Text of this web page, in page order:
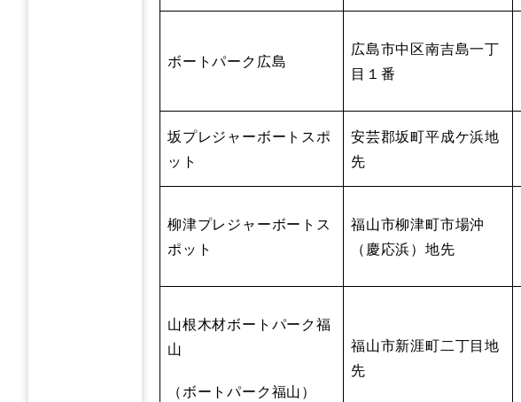
ボートパーク広島
広島市中区南吉島一丁
目１番
坂プレジャーボートスポ
ット
安芸郡坂町平成ケ浜地
先
柳津プレジャーボートス
ポット
福山市柳津町市場沖
（慶応浜）地先
山根木材ボートパーク福
山
（ボートパーク福山）
福山市新涯町二丁目地
先